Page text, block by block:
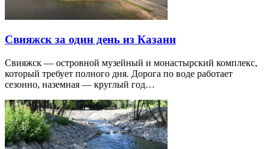
Свияжск за один день из Казани
Свияжск — островной музейный и монастырский комплекс,
который требует полного дня. Дорога по воде работает
сезонно, наземная — круглый год…